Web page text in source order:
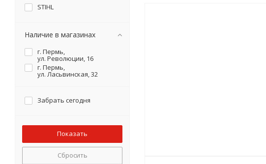
STIHL
Наличие в магазинах
г. Пермь,
ул. Революции, 16
г. Пермь,
ул. Ласьвинская, 32
Забрать сегодня
Сбросить